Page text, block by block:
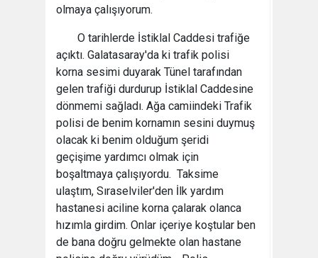
olmaya çalışıyorum.
O tarihlerde İstiklal Caddesi trafiğe
açıktı. Galatasaray'da ki trafik polisi
korna sesimi duyarak Tünel tarafından
gelen trafiği durdurup İstiklal Caddesine
dönmemi sağladı. Ağa camiindeki Trafik
polisi de benim kornamın sesini duymuş
olacak ki benim olduğum şeridi
geçişime yardımcı olmak için
boşaltmaya çalışıyordu. Taksime
ulaştım, Sıraselviler'den İlk yardım
hastanesi aciline korna çalarak olanca
hızımla girdim. Onlar içeriye koştular ben
de bana doğru gelmekte olan hastane